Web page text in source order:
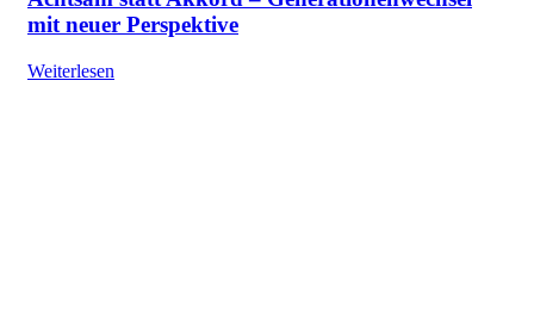
mit neuer Perspektive
Weiterlesen